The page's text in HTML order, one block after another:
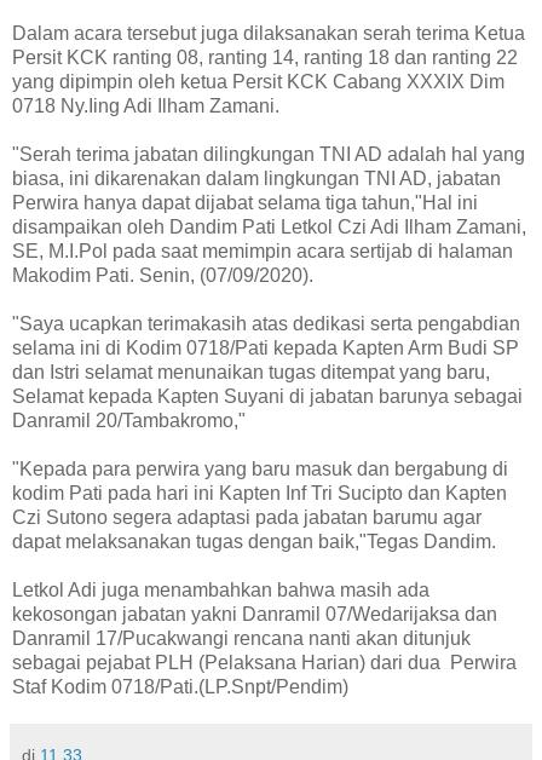
Dalam acara tersebut juga dilaksanakan serah terima Ketua
Persit KCK ranting 08, ranting 14, ranting 18 dan ranting 22
yang dipimpin oleh ketua Persit KCK Cabang XXXIX Dim
0718 Ny.Iing Adi Ilham Zamani.
"Serah terima jabatan dilingkungan TNI AD adalah hal yang
biasa, ini dikarenakan dalam lingkungan TNI AD, jabatan
Perwira hanya dapat dijabat selama tiga tahun,"Hal ini
disampaikan oleh Dandim Pati Letkol Czi Adi Ilham Zamani,
SE, M.I.Pol pada saat memimpin acara sertijab di halaman
Makodim Pati. Senin, (07/09/2020).
"Saya ucapkan terimakasih atas dedikasi serta pengabdian
selama ini di Kodim 0718/Pati kepada Kapten Arm Budi SP
dan Istri selamat menunaikan tugas ditempat yang baru,
Selamat kepada Kapten Suyani di jabatan barunya sebagai
Danramil 20/Tambakromo,"
"Kepada para perwira yang baru masuk dan bergabung di
kodim Pati pada hari ini Kapten Inf Tri Sucipto dan Kapten
Czi Sutono segera adaptasi pada jabatan barumu agar
dapat melaksanakan tugas dengan baik,"Tegas Dandim.
Letkol Adi juga menambahkan bahwa masih ada
kekosongan jabatan yakni Danramil 07/Wedarijaksa dan
Danramil 17/Pucakwangi rencana nanti akan ditunjuk
sebagai pejabat PLH (Pelaksana Harian) dari dua Perwira
Staf Kodim 0718/Pati.(LP.Snpt/Pendim)
di 11.33